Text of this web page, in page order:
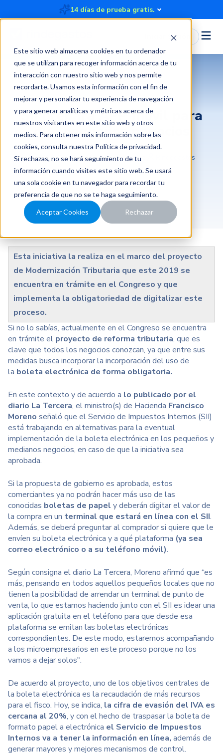
Este sitio web almacena cookies en tu ordenador
que se utilizan para recoger información acerca de tu
interacción con nuestro sitio web y nos permite
recordarte. Usamos esta información con el fin de
mejorar y personalizar tu experiencia de navegación
y para generar analíticas y métricas acerca de
nuestros visitantes en este sitio web y otros
medios. Para obtener más información sobre las
cookies, consulta nuestra Política de privacidad.
Si rechazas, no se hará seguimiento de tu
información cuando visites este sitio web. Se usará
una sola cookie en tu navegador para recordar tu
preferencia de que no se te haga seguimiento.
Aceptar Cookies Rechazar
14 días de prueba gratis.
Iniciar Sesión
SII prepara APP móvil para
que pequeños negocios
2019-03-01 22:43:00 3 minutos Rindegastos
Esta iniciativa la realiza en el marco del proyecto
de Modernización Tributaria que este 2019 se
encuentra en trámite en el Congreso y que
implementa la obligatoriedad de digitalizar este
proceso.
Si no lo sabías, actualmente en el Congreso se encuentra
en trámite el proyecto de reforma tributaria, que es
clave que todos los negocios conozcan, ya que entre sus
medidas busca incorporar la incorporación del uso de
la boleta electrónica de forma obligatoria.
En este contexto y de acuerdo a lo publicado por el
diario La Tercera, el ministro(s) de Hacienda Francisco
Moreno señaló que el Servicio de Impuestos Internos (SII)
está trabajando en alternativas para la eventual
implementación de la boleta electrónica en los pequeños y
medianos negocios, en caso de que la iniciativa sea
aprobada.
Si la propuesta de gobierno es aprobada, estos
comerciantes ya no podrán hacer más uso de las
conocidas boletas de papel y deberán digitar el valor de
la compra en un terminal que estará en línea con el SII.
Además, se deberá preguntar al comprador si quiere que le
envíen su boleta electrónica y a qué plataforma (ya sea
correo electrónico o a su teléfono móvil).
Según consigna el diario La Tercera, Moreno afirmó que “es
más, pensando en todos aquellos pequeños locales que no
tienen la posibilidad de arrendar un terminal de punto de
venta, lo que estamos haciendo junto con el SII es idear una
aplicación gratuita en el teléfono para que desde esa
plataforma se emitan las boletas electrónicas
correspondientes. De este modo, estaremos acompañando
a los microempresarios en este proceso porque no los
vamos a dejar solos".
De acuerdo al proyecto, uno de los objetivos centrales de
la boleta electrónica es la recaudación de más recursos
para el fisco. Hoy, se indica, la cifra de evasión del IVA es
cercana al 20%, y con el hecho de traspasar la boleta de
formato papel a electrónica el Servicio de Impuestos
Internos va a tener la información en línea, además de
generar mayores y mejores mecanismos de control.